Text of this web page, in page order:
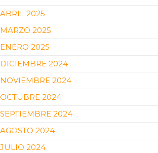
ABRIL 2025
MARZO 2025
ENERO 2025
DICIEMBRE 2024
NOVIEMBRE 2024
OCTUBRE 2024
SEPTIEMBRE 2024
AGOSTO 2024
JULIO 2024